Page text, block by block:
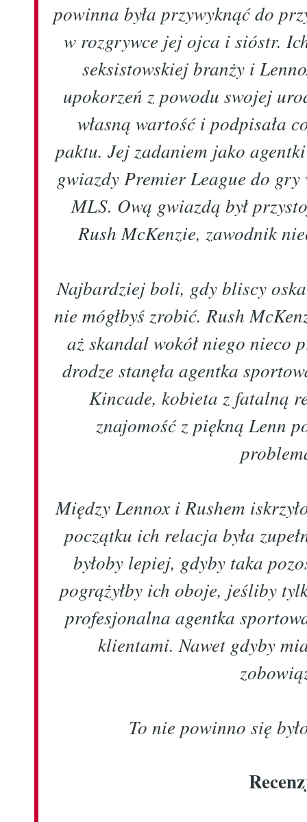
powinna była przywyknąć do
w rozgrywce jej ojca i sióstr.
seksistowskiej branży i
upokorzeń z powodu swojej
własną wartość i podpisała
paktu. Jej zadaniem jako
gwiazdy Premier League do
MLS. Ową gwiazdą był
Rush McKenzie, zawodnik
Najbardziej boli, gdy bliscy
nie mógłbyś zrobić. Rush
aż skandal wokół niego nieco
drodze stanęła agentka
Kincade, kobieta z fatalną
znajomość z piękną Lenn
Między Lennox i Rushem
początku ich relacja była
byłoby lepiej, gdyby taka
pogrążyłby ich oboje, jeśliby
profesjonalna agentka
klientami. Nawet gdyby
To nie powinno się